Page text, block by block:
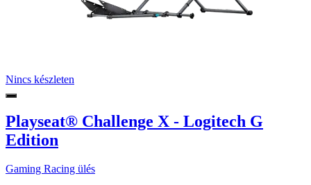
Nincs készleten
Playseat® Challenge X - Logitech G
Edition
Gaming Racing ülés